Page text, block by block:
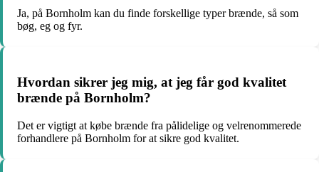
Ja, på Bornholm kan du finde forskellige typer brænde, så som
bøg, eg og fyr.
Hvordan sikrer jeg mig, at jeg får god kvalitet
brænde på Bornholm?
Det er vigtigt at købe brænde fra pålidelige og velrenommerede
forhandlere på Bornholm for at sikre god kvalitet.